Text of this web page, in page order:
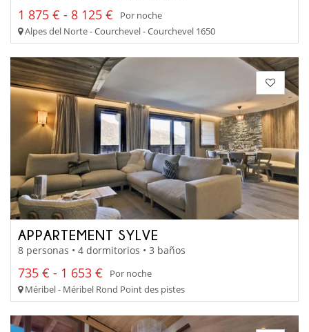
1 875 € - 8 125 €
Por noche
Alpes del Norte - Courchevel - Courchevel 1650
APPARTEMENT SYLVE
8 personas • 4 dormitorios • 3 baños
735 € - 1 653 €
Por noche
Méribel - Méribel Rond Point des pistes